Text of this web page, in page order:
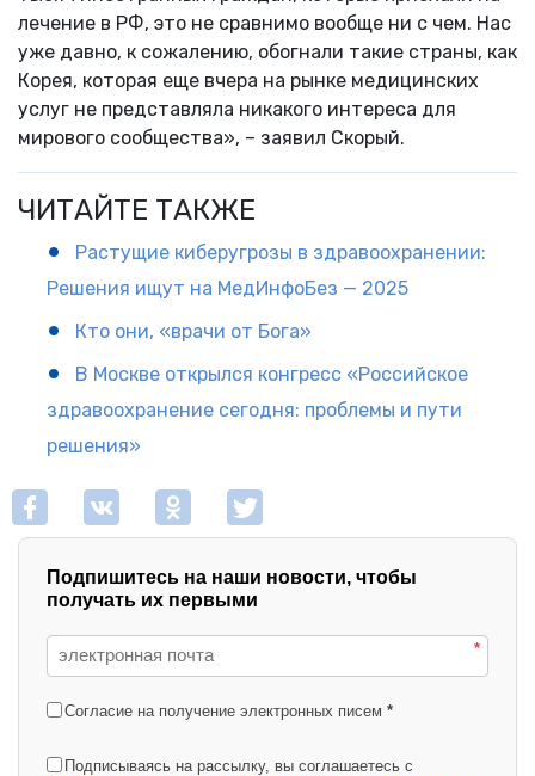
лечение в РФ, это не сравнимо вообще ни с чем. Нас
уже давно, к сожалению, обогнали такие страны, как
Корея, которая еще вчера на рынке медицинских
услуг не представляла никакого интереса для
мирового сообщества», – заявил Скорый.
ЧИТАЙТЕ ТАКЖЕ
Растущие киберугрозы в здравоохранении:
Решения ищут на МедИнфоБез — 2025
Кто они, «врачи от Бога»
В Москве открылся конгресс «Российское
здравоохранение сегодня: проблемы и пути
решения»
Подпишитесь на наши новости, чтобы
получать их первыми
*
Согласие на получение электронных писем *
Подписываясь на рассылку, вы соглашаетесь с